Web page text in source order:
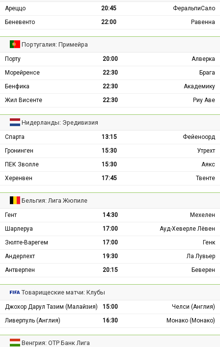
Ареццо 20:45
ФеральпиСало
Беневенто
22:00 Равенна
Португалия: Примейра
Порту 20:00
Алверка
Морейренсе
22:30
Брага
Бенфика
22:30
Академику
Жил Висенте
22:30 Риу Аве
Нидерланды: Эредивизия
Спарта 13:15
Фейеноорд
Гронинген
15:30
Утрехт
ПЕК Зволле
15:30
Аякс
Херенвен
17:45 Твенте
Бельгия: Лига Жюпиле
Гент 14:30
Мехелен
Шарлеруа
17:00
Ауд-Хеверле Лёвен
Зюлте-Варегем
17:00
Генк
Андерлехт
19:30
Ла Лувьер
Антверпен
20:15 Беверен
Товарищеские матчи: Клубы
Джохор Дарул Тазим (Малайзия) 15:00
Челси (Англия)
Ливерпуль (Англия)
16:30 Монако (Монако)
Венгрия: ОТР Банк Лига